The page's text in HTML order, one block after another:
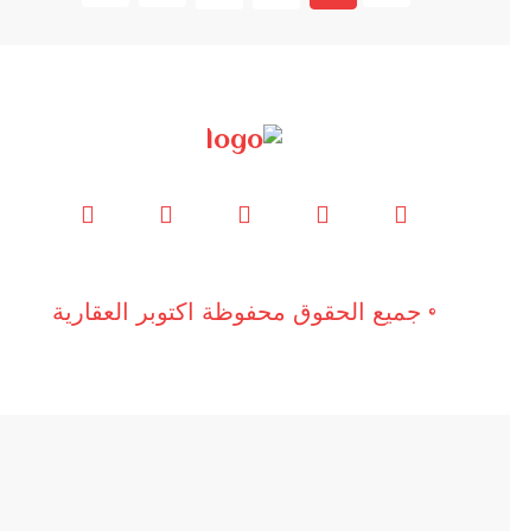
© جميع الحقوق محفوظة اكتوبر العقارية